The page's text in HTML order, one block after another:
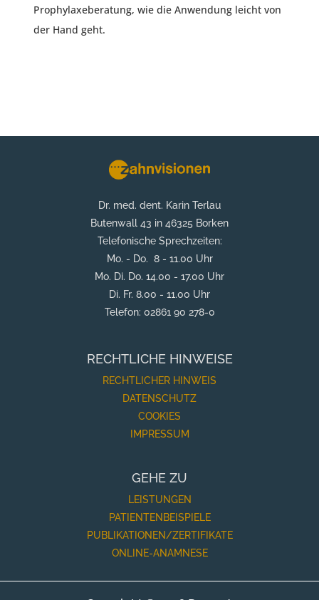
Prophylaxeberatung, wie die Anwendung leicht von
der Hand geht.
Dr. med. dent. Karin Terlau
Butenwall 43 in 46325 Borken
Telefonische Sprechzeiten:
Mo. - Do. 8 - 11.00 Uhr
Mo. Di. Do. 14.00 - 17.00 Uhr
Di. Fr. 8.00 - 11.00 Uhr
Telefon: 02861 90 278-0
RECHTLICHE HINWEISE
RECHTLICHER HINWEIS
DATENSCHUTZ
COOKIES
IMPRESSUM
GEHE ZU
LEISTUNGEN
PATIENTENBEISPIELE
PUBLIKATIONEN/ZERTIFIKATE
ONLINE-ANAMNESE